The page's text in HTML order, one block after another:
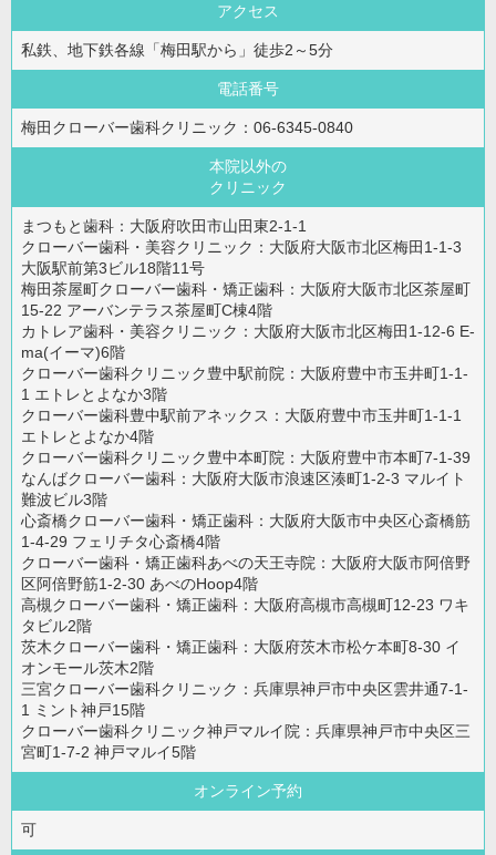
アクセス
私鉄、地下鉄各線「梅田駅から」徒歩2～5分
電話番号
梅田クローバー歯科クリニック：06-6345-0840
本院以外の
クリニック
まつもと歯科：大阪府吹田市山田東2-1-1
クローバー歯科・美容クリニック：大阪府大阪市北区梅田1-1-3
大阪駅前第3ビル18階11号
梅田茶屋町クローバー歯科・矯正歯科：大阪府大阪市北区茶屋町
15-22 アーバンテラス茶屋町C棟4階
カトレア歯科・美容クリニック：大阪府大阪市北区梅田1-12-6 E-
ma(イーマ)6階
クローバー歯科クリニック豊中駅前院：大阪府豊中市玉井町1-1-
1 エトレとよなか3階
クローバー歯科豊中駅前アネックス：大阪府豊中市玉井町1-1-1
エトレとよなか4階
クローバー歯科クリニック豊中本町院：大阪府豊中市本町7-1-39
なんばクローバー歯科：大阪府大阪市浪速区湊町1-2-3 マルイト
難波ビル3階
心斎橋クローバー歯科・矯正歯科：大阪府大阪市中央区心斎橋筋
1-4-29 フェリチタ心斎橋4階
クローバー歯科・矯正歯科あべの天王寺院：大阪府大阪市阿倍野
区阿倍野筋1-2-30 あべのHoop4階
高槻クローバー歯科・矯正歯科：大阪府高槻市高槻町12-23 ワキ
タビル2階
茨木クローバー歯科・矯正歯科：大阪府茨木市松ケ本町8-30 イ
オンモール茨木2階
三宮クローバー歯科クリニック：兵庫県神戸市中央区雲井通7-1-
1 ミント神戸15階
クローバー歯科クリニック神戸マルイ院：兵庫県神戸市中央区三
宮町1-7-2 神戸マルイ5階
オンライン予約
可